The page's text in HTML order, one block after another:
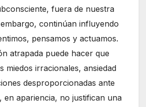
fuera de nuestra
continúan influyendo
pensamos y actuamos.
atrapada puede hacer que
miedos irracionales, ansiedad
desproporcionadas ante
en apariencia, no justifican una